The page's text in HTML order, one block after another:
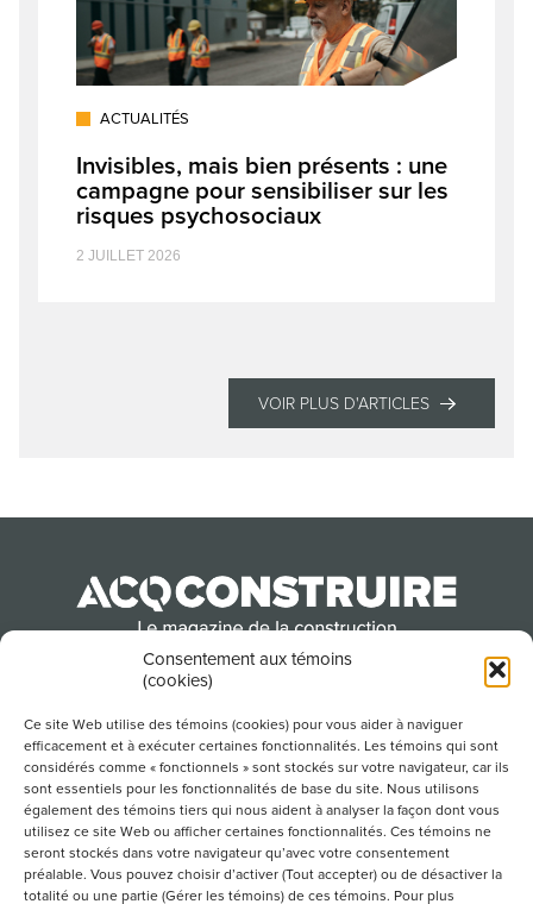
Consentement aux témoins
(cookies)
Ce site Web utilise des témoins (cookies) pour vous aider à naviguer
efficacement et à exécuter certaines fonctionnalités. Les témoins qui sont
considérés comme « fonctionnels » sont stockés sur votre navigateur, car ils
sont essentiels pour les fonctionnalités de base du site. Nous utilisons
également des témoins tiers qui nous aident à analyser la façon dont vous
utilisez ce site Web ou afficher certaines fonctionnalités. Ces témoins ne
seront stockés dans votre navigateur qu’avec votre consentement
préalable. Vous pouvez choisir d’activer (Tout accepter) ou de désactiver la
totalité ou une partie (Gérer les témoins) de ces témoins. Pour plus
ACTUALITÉS
Invisibles, mais bien présents : une
campagne pour sensibiliser sur les
risques psychosociaux
2 JUILLET 2026
VOIR PLUS D'ARTICLES
Québec
POUR S’ABONNER À NOTRE INFOLETTRE